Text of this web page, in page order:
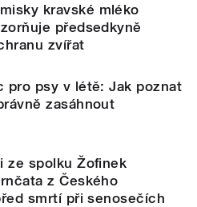
kravské mléko
předsedkyně
zvířat
pro psy v létě: Jak poznat
zasáhnout
ze spolku Žofinek
z Českého
smrtí při senosečích